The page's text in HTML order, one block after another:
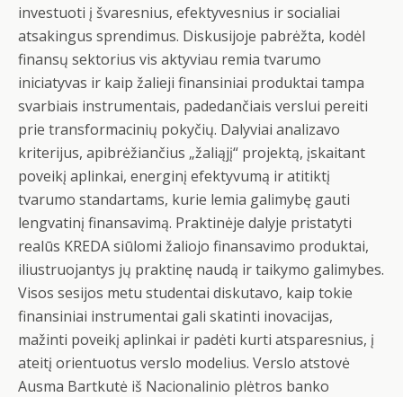
investuoti į švaresnius, efektyvesnius ir socialiai
atsakingus sprendimus. Diskusijoje pabrėžta, kodėl
finansų sektorius vis aktyviau remia tvarumo
iniciatyvas ir kaip žalieji finansiniai produktai tampa
svarbiais instrumentais, padedančiais verslui pereiti
prie transformacinių pokyčių. Dalyviai analizavo
kriterijus, apibrėžiančius „žaliąjį“ projektą, įskaitant
poveikį aplinkai, energinį efektyvumą ir atitiktį
tvarumo standartams, kurie lemia galimybę gauti
lengvatinį finansavimą. Praktinėje dalyje pristatyti
realūs KREDA siūlomi žaliojo finansavimo produktai,
iliustruojantys jų praktinę naudą ir taikymo galimybes.
Visos sesijos metu studentai diskutavo, kaip tokie
finansiniai instrumentai gali skatinti inovacijas,
mažinti poveikį aplinkai ir padėti kurti atsparesnius, į
ateitį orientuotus verslo modelius. Verslo atstovė
Ausma Bartkutė iš Nacionalinio plėtros banko